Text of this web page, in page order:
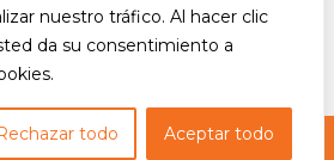
nuestro tráfico. Al hacer clic
da su consentimiento a
todo Aceptar todo
e Reembolso
(Lei 9610 de 19/02/1998) - Todos os direitos